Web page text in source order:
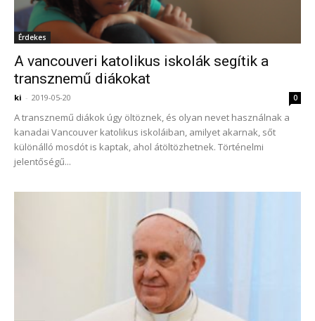
Érdekes
A vancouveri katolikus iskolák segítik a
transznemű diákokat
ki - 2019-05-20 0
A transznemű diákok úgy öltöznek, és olyan nevet használnak a
kanadai Vancouver katolikus iskoláiban, amilyet akarnak, sőt
különálló mosdót is kaptak, ahol átöltözhetnek. Történelmi
jelentőségű...